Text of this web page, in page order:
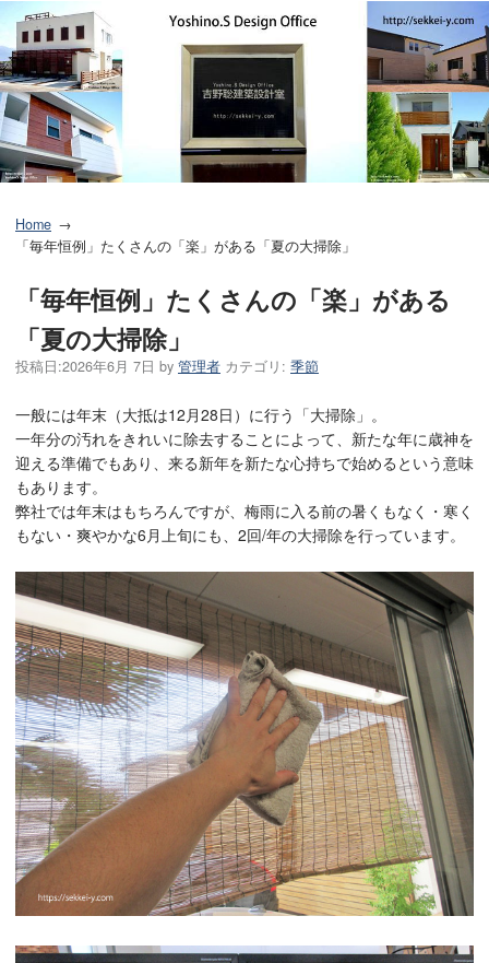
Home
「毎年恒例」たくさんの「楽」がある「夏の大掃除」
「毎年恒例」たくさんの「楽」がある
「夏の大掃除」
投稿日:2026年6月 7日 by 管理者 カテゴリ: 季節
一般には年末（大抵は12月28日）に行う「大掃除」。
一年分の汚れをきれいに除去することによって、新たな年に歳神を
迎える準備でもあり、来る新年を新たな心持ちで始めるという意味
もあります。
弊社では年末はもちろんですが、梅雨に入る前の暑くもなく・寒く
もない・爽やかな6月上旬にも、2回/年の大掃除を行っています。